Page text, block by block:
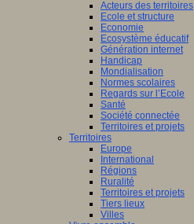
Acteurs des territoires
Ecole et structure
Economie
Ecosystème éducatif
Génération internet
Handicap
Mondialisation
Normes scolaires
Regards sur l’Ecole
Santé
Société connectée
Territoires et projets
Territoires
Europe
International
Régions
Ruralité
Territoires et projets
Tiers lieux
Villes